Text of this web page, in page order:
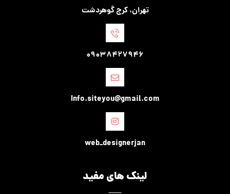
تهران، کرج گوهردشت
09038427946
Info.siteyou@gmail.com
web_designerjan
لینک های مفید